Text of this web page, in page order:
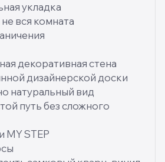
укладка
вся комната
декоративная стена
дизайнерской доски
натуральный вид
путь без сложного
MY STEP